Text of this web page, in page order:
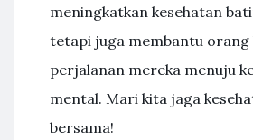
meningkatkan kesehatan
tetapi juga membantu orang
perjalanan mereka menuju
mental. Mari kita jaga
bersama!